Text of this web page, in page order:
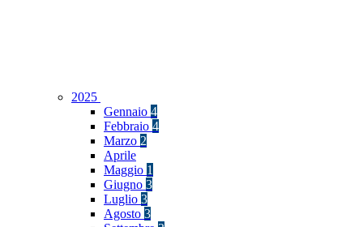
2025
Gennaio 4
Febbraio 4
Marzo 2
Aprile
Maggio 1
Giugno 3
Luglio 3
Agosto 3